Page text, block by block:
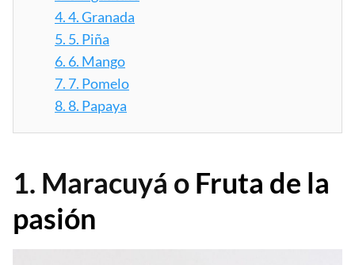
4.4. Granada
5. 5. Piña
6. 6. Mango
7. 7. Pomelo
8.8. Papaya
1. Maracuyá o Fruta de la
pasión